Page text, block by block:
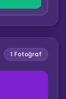
1 Fotoğraf